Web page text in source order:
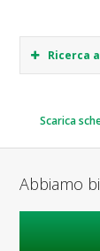
Ricerca
Scarica
Abbiamo